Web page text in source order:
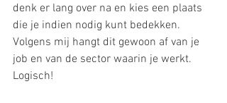
denk er lang over na en kies een plaats
die je indien nodig kunt bedekken.
Volgens mij hangt dit gewoon af van je
job en van de sector waarin je werkt.
Logisch!